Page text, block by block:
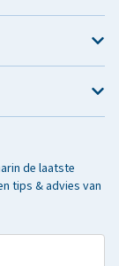
de laatste
tips & advies van